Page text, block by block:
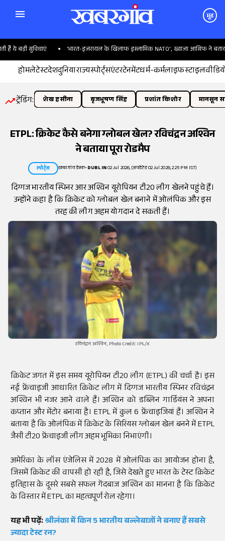
मूड
बड़ी सुविधाएं 'भारत-इजरायल के खिलाफ इस्लामिक NATO', ख्वाजा आसिफ ने बताया
होमलेटेस्टदेशदुनियाराज्यस्पोर्ट्सएंटरटेनमेंटधर्म-कर्मलाइफस्टाइल
ट्रेंडिंग: शेख हसीना बृजभूषण सिंह प्रशांत किशोर मानसून
ETPL: क्रिकेट कैसे बनेगा ग्लोबल खेल? रविचंद्रन अश्विन
ने बताया पूरा रोडमैप
स्पोर्ट्स खबरगांव डेस्क•DUBLIN02 Jul 2026, (अपडेटेड 02 Jul 2026, 2:25 PM IST)
दिग्गज भारतीय स्पिनर आर अश्विन यूरोपियन टी20 लीग खेलने पहुंचे हैं।
उन्होंने कहा है कि क्रिकेट को ग्लोबल खेल बनाने में ओलंपिक और इस
तरह की लीग अहम योगदान दे सकती हैं।
रविचंद्रन अश्विन, Photo Credit: IPL/X
क्रिकेट जगत में इस समय यूरोपियन टी20 लीग (ETPL) की चर्चा है। इस
नई फ्रेंचाइजी आधारित क्रिकेट लीग में दिग्गज भारतीय स्पिनर रविचंद्रन
अश्विन भी नजर आने वाले हैं। अश्विन को डब्लिन गार्डियंस ने अपना
कप्तान और मेंटोर बनाया है। ETPL में कुल 6 फ्रेंचाइजियां हैं। अश्विन ने
बताया है कि ओलंपिक में क्रिकेट के सिरियस ग्लोबल खेल बनने में ETPL
जैसी टी20 फ्रेंचाइजी लीग अहम भूमिका निभाएंगी।
अमेरिका के लॉस एंजेलिस में 2028 में ओलंपिक का आयोजन होना है,
जिसमें क्रिकेट की वापसी हो रही है, जिसे देखते हुए भारत के टेस्ट क्रिकेट
इतिहास के दूसरे सबसे सफल गेंदबाज अश्विन का मानना है कि क्रिकेट
के विस्तार में ETPL का महत्वपूर्ण रोल रहेगा।
यह भी पढ़ें:श्रीलंका में किन 5 भारतीय बल्लेबाजों ने बनाए हैं सबसे
ज्यादा टेस्ट रन?